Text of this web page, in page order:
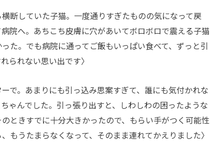
断していた子猫。一度通りすぎたものの気になって戻
院へ。あちこち皮膚に穴があいてボロボロで震える子猫
た。でも病院に通ってご飯もいっぱい食べて、ずっと引
られない思い出です〉
で。あまりにも引っ込み思案すぎて、誰にも気付かれな
ゃんでした。引っ張り出すと、しわしわの困ったような
ときすでに十分大きかったので、もらい手がつく可能性
もうたまらなくなって、そのまま連れてかえりました〉